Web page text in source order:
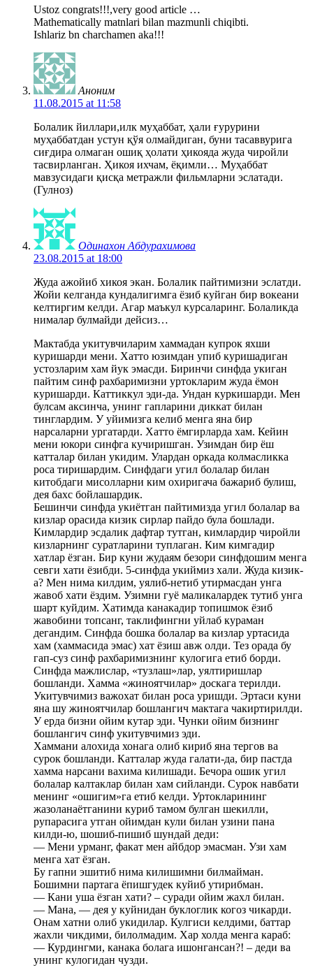
Ustoz congrats!!!,very good article …
Mathematically matnlari bilan mazmunli chiqibti.
Ishlariz bn charchamen aka!!!
Аноним
11.08.2015 at 11:58
Болалик йиллари,илк муҳаббат, ҳали ғурурини
муҳаббатдан устун қўя олмайдиган, буни тасаввурига
сиғдира олмаган ошиқ ҳолати ҳикояда жуда чиройли
тасвирланган. Ҳикоя ихчам, ёқимли… Муҳаббат
мавзусидаги қисқа метражли фильмларни эслатади.
(Гулноз)
Oдинахон Абдурахимова
23.08.2015 at 18:00
Жуда ажойиб хикоя экан. Болалик пайтимизни эслатди.
Жойи келганда кундалигимга ёзиб куйган бир вокеани
келтиргим келди. Агар маъкул курсаларинг. Болаликда
нималар булмайди дейсиз…
Мактабда укитувчиларим хаммадан купрок яхши
куришарди мени. Хатто юзимдан упиб куришадиган
устозларим хам йук эмасди. Биринчи синфда укиган
пайтим синф рахбаримизни уртокларим жуда ёмон
куришарди. Каттиккул эди-да. Ундан куркишарди. Мен
булсам аксинча, унинг гапларини диккат билан
тинглардим. У уйимизга келиб менга яна бир
нарсаларни ургатарди. Хатто ёмгирларда хам. Кейин
мени юкори синфга кучиришган. Узимдан бир ёш
катталар билан укидим. Улардан оркада колмасликка
роса тиришардим. Синфдаги угил болалар билан
китобдаги мисолларни ким охиригача бажариб булиш,
дея бахс бойлашардик.
Бешинчи синфда укиётган пайтимизда угил болалар ва
кизлар орасида кизик сирлар пайдо була бошлади.
Кимлардир эсдалик дафтар тутган, кимлардир чиройли
кизларнинг суратларини туплаган. Ким кимгадир
хатлар ёзган. Бир куни жудаям безори синфдошим менга
севги хати ёзибди. 5-синфда укиймиз хали. Жуда кизик-
а? Мен нима килдим, уялиб-нетиб утирмасдан унга
жавоб хати ёздим. Узимни гуё маликалардек тутиб унга
шарт куйдим. Хатимда канакадир топишмок ёзиб
жавобини топсанг, таклифингни уйлаб кураман
дегандим. Синфда бошка болалар ва кизлар уртасида
хам (хаммасида эмас) хат ёзиш авж олди. Тез орада бу
гап-суз синф рахбаримизнинг кулогига етиб борди.
Синфда мажлислар, «тузлаш»лар, уялтиришлар
бошланди. Хамма «жиноятчилар» доскага терилди.
Укитувчимиз важохат билан роса уришди. Эртаси куни
яна шу жиноятчилар бошлангич мактага чакиртирилди.
У ерда бизни ойим кутар эди. Чунки ойим бизнинг
бошлангич синф укитувчимиз эди.
Хаммани алохида хонага олиб кириб яна тергов ва
сурок бошланди. Катталар жуда галати-да, бир пастда
хамма нарсани вахима килишади. Бечора ошик угил
болалар калтаклар билан хам сийланди. Сурок навбати
менинг «ошигим»га етиб келди. Уртокларининг
жазоланаётганини куриб тамом булган шекилли,
рупарасига утган ойимдан кули билан узини пана
килди-ю, шошиб-пишиб шундай деди:
— Мени урманг, факат мен айбдор эмасман. Узи хам
менга хат ёзган.
Бу гапни эшитиб нима килишимни билмайман.
Бошимни партага ёпишгудек куйиб утирибман.
— Кани уша ёзган хати? – суради ойим жахл билан.
— Мана, — дея у куйнидан буклоглик когоз чикарди.
Онам хатни олиб укидилар. Кулгиси келдими, баттар
жахли чикдими, билолмадим. Хар холда менга караб:
— Курдингми, канака болага ишонгансан?! – деди ва
унинг кулогидан чузди.